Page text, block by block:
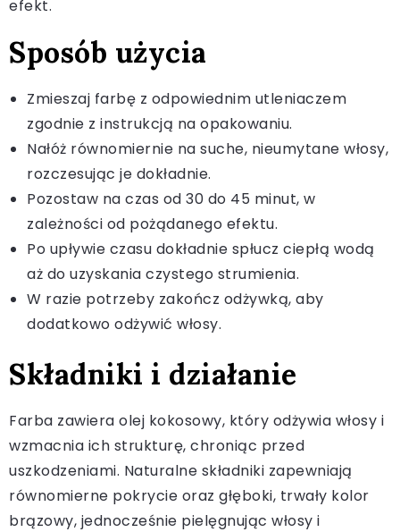
efekt.
Sposób użycia
Zmieszaj farbę z odpowiednim utleniaczem
zgodnie z instrukcją na opakowaniu.
Nałóż równomiernie na suche, nieumytane włosy,
rozczesując je dokładnie.
Pozostaw na czas od 30 do 45 minut, w
zależności od pożądanego efektu.
Po upływie czasu dokładnie spłucz ciepłą wodą
aż do uzyskania czystego strumienia.
W razie potrzeby zakończ odżywką, aby
dodatkowo odżywić włosy.
Składniki i działanie
Farba zawiera olej kokosowy, który odżywia włosy i
wzmacnia ich strukturę, chroniąc przed
uszkodzeniami. Naturalne składniki zapewniają
równomierne pokrycie oraz głęboki, trwały kolor
brązowy, jednocześnie pielęgnując włosy i